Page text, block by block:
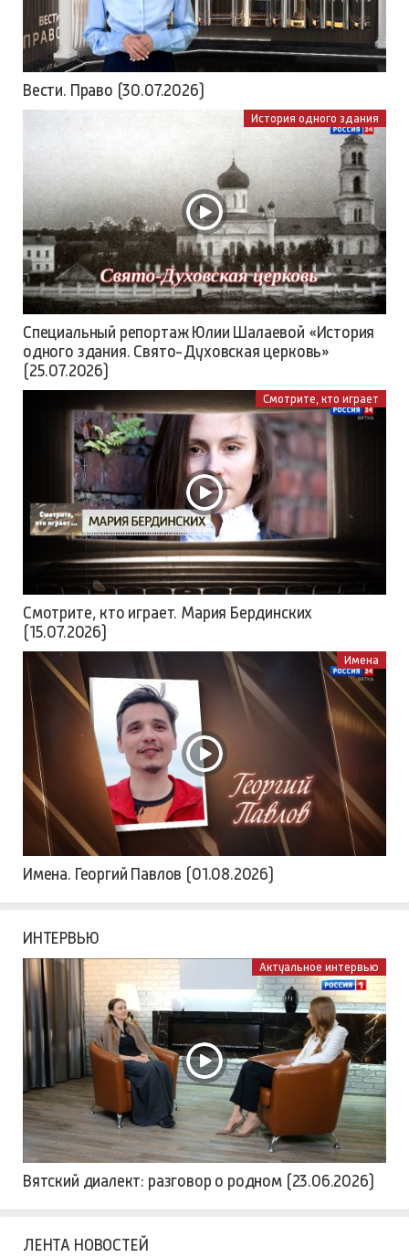
Вести. Право (30.07.2026)
История одного здания
Специальный репортаж Юлии Шалаевой «История
одного здания. Свято-Духовская церковь»
(25.07.2026)
Смотрите, кто играет
Смотрите, кто играет. Мария Бердинских
(15.07.2026)
Имена
Имена. Георгий Павлов (01.08.2026)
ИНТЕРВЬЮ
Актуальное интервью
Вятский диалект: разговор о родном (23.06.2026)
ЛЕНТА НОВОСТЕЙ